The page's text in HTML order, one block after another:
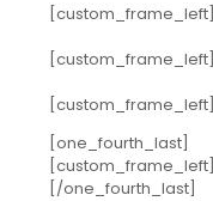
[custom_frame_left]
[custom_frame_left]
[custom_frame_left]
[one_fourth_last]
[custom_frame_left]
[/one_fourth_last]